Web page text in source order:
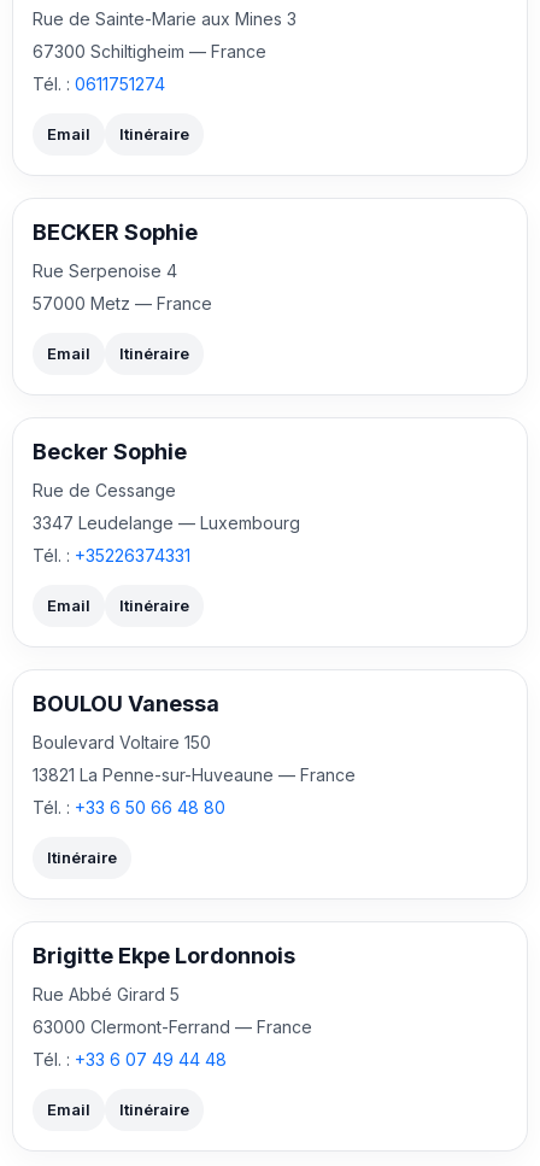
Rue de Sainte-Marie aux Mines 3
67300 Schiltigheim — France
Tél. : 0611751274
Email Itinéraire
BECKER Sophie
Rue Serpenoise 4
57000 Metz — France
Email Itinéraire
Becker Sophie
Rue de Cessange
3347 Leudelange — Luxembourg
Tél. : +35226374331
Email Itinéraire
BOULOU Vanessa
Boulevard Voltaire 150
13821 La Penne-sur-Huveaune — France
Tél. : +33 6 50 66 48 80
Itinéraire
Brigitte Ekpe Lordonnois
Rue Abbé Girard 5
63000 Clermont-Ferrand — France
Tél. : +33 6 07 49 44 48
Email Itinéraire